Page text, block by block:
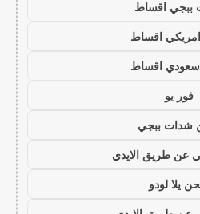
ببجي اقساط
امريكي اقساط
سعودي اقساط
فور يو
شدات ببجي
عن طريق الايدي
يلا لودو